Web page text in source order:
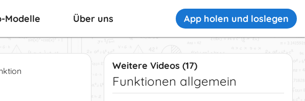
Modelle Über uns App holen und loslegen
Weitere Videos (17)
Funktionen allgemein